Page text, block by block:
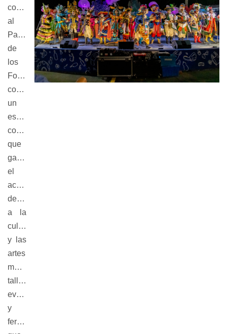
consolidar
al
Parque
de
los
Fogones
como
un
espacio
comunitario
que
garantice
el
acceso
democrático
a la
cultura
y las
artes
mediante
talleres,
eventos
y
ferias